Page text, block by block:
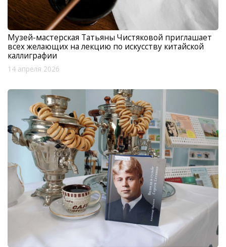
Музей-мастерская Татьяны Чистяковой приглашает
всех желающих на лекцию по искусству китайской
каллиграфии
14 апреля 2026